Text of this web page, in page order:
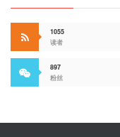
1055
读者
897
粉丝